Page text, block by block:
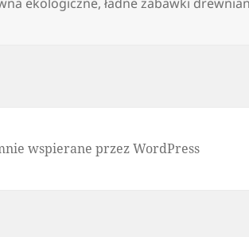
ekologiczne,ładne zabawki
wspierane przez WordPress